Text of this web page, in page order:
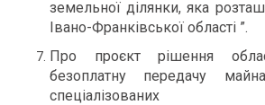
земельної ділянки, яка
Івано-Франківської області ”.
Про проєкт рішення
безоплатну передачу майна
спеціалізованих